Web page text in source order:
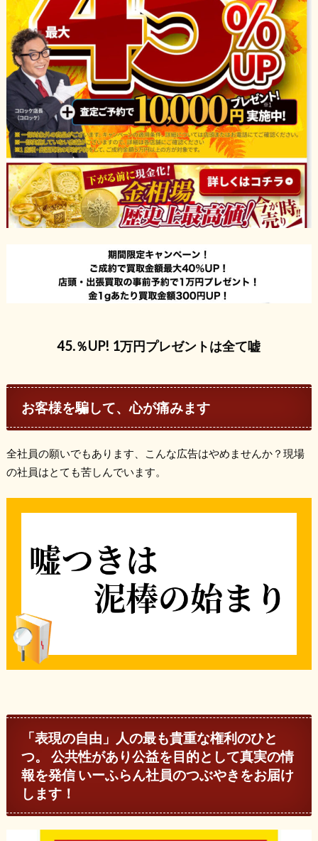
45.％UP! 1万円プレゼントは全て嘘
お客様を騙して、心が痛みます
全社員の願いでもあります、こんな広告はやめませんか？現場
の社員はとても苦しんでいます。
「表現の自由」人の最も貴重な権利のひと
つ。 公共性があり公益を目的として真実の情
報を発信 いーふらん社員のつぶやきをお届け
します！